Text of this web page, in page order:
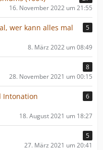
16. November 2022 um 21:55
wer kann alles mal
5
8. März 2022 um 08:49
8
28. November 2021 um 00:15
Intonation
6
18. August 2021 um 18:27
5
27. März 2021 um 20:41